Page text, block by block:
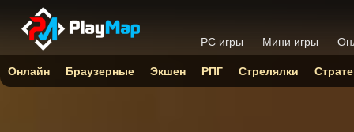
PC игры Мини игры
Онлайн Браузерные Экшен РПГ Стрелялки